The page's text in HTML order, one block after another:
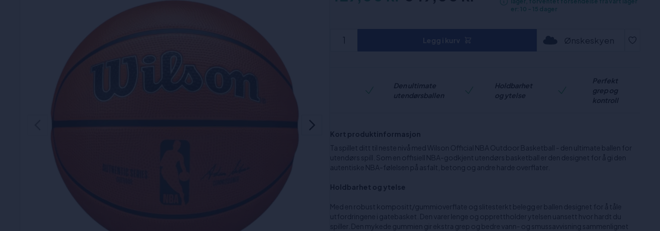
er: 10 - 15 dager
Ønskeskyen
Den ultimate
utendørsballen
Holdbarhet
og ytelse
Perfekt
grep og
kontroll
Kort produktinformasjon
Ta spillet ditt til neste nivå med Wilson Official NBA Outdoor Basketball - den ultimate ballen for
utendørs spill. Som en offisiell NBA-godkjent utendørs basketball er den designet for å gi den
autentiske NBA-følelsen på asfalt, betong og andre harde overflater.
Holdbarhet og ytelse
Med en robust kompositt/gummioverflate og slitesterkt belegg er ballen designet for å tåle
utfordringene i gatebasket. Den varer lenge og opprettholder ytelsen uansett hvor hardt du
spiller. Den mykede gummien gir ekstra grep og bedre vann- og smussavvisning sammenlignet